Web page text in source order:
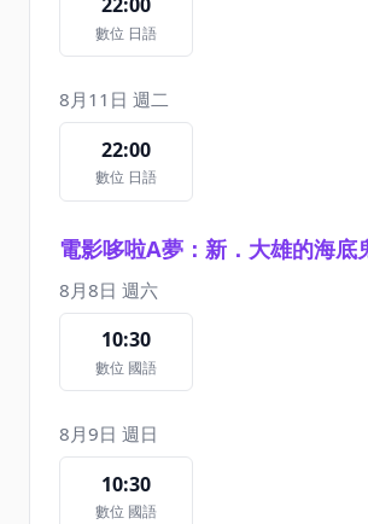
數位 日語
8月11日 週二
22:00
數位 日語
電影哆啦A夢：新．大雄的海底
8月8日 週六
10:30
數位 國語
8月9日 週日
10:30
數位 國語